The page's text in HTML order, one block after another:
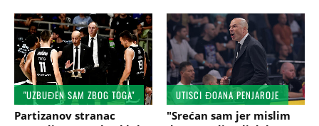
"UZBUĐEN SAM ZBOG TOGA"
Partizanov stranac
UTISCI ĐOANA PENJAROJE
"Srećan sam jer mislim